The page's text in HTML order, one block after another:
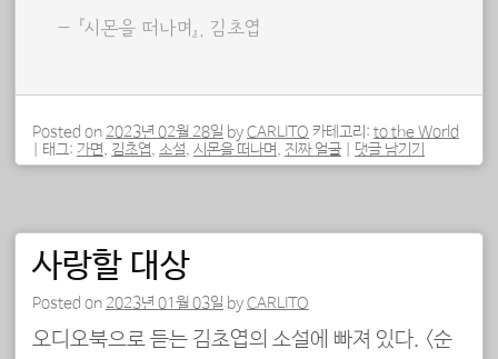
『시몬을 떠나며』, 김초엽
Posted on 2023년 02월 28일 byCARLITO 카테고리: to the World
태그: 가면, 김초엽, 소설, 시몬을 떠나며, 진짜 얼굴 댓글 남기기
사랑할 대상
Posted on 2023년 01월 03일 byCARLITO
오디오북으로 듣는 김초엽의 소설에 빠져 있다. <순